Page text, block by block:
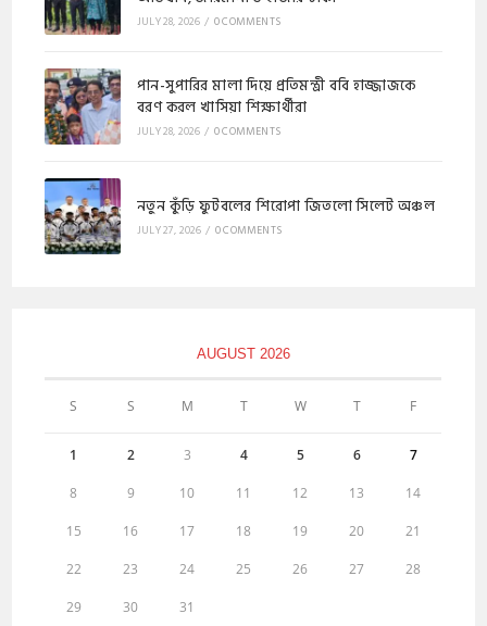
JULY 28, 2026 / 0 COMMENTS
পান-সুপারির মালা দিয়ে প্রতিমন্ত্রী ববি হাজ্জাজকে
বরণ করল খাসিয়া শিক্ষার্থীরা
JULY 28, 2026 / 0 COMMENTS
নতুন কুঁড়ি ফুটবলের শিরোপা জিতলো সিলেট অঞ্চল
JULY 27, 2026 / 0 COMMENTS
AUGUST 2026
S S M T W T F
1 2 3 4 5 6 7
8 9 10 11 12 13 14
15 16 17 18 19 20 21
22 23 24 25 26 27 28
29 30 31